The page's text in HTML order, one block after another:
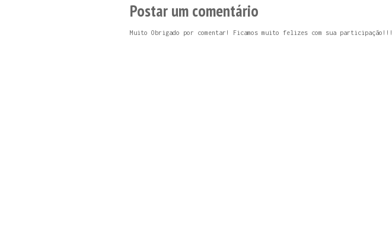
Postar um comentário
Muito Obrigado por comentar! Ficamos muito felizes com sua participação!!!